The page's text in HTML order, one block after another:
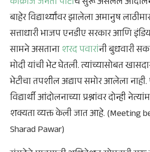
बाहेर विद्यार्थ्यांवर झालेला अमानुष
सत्ताधारी भाजप एनडीए सरकार आणि
सामने असतानाशरद पवारांनी बुधवारी
मोदी यांची भेट घेतली. त्यांच्यासोबत
भेटीचा तपशील अद्याप समोर आलेला
विद्यार्थी आंदोलनाच्या प्रश्नांवर दोन्ही
शक्यता व्यक्त केली जात आहे. (Meeting
Sharad Pawar)